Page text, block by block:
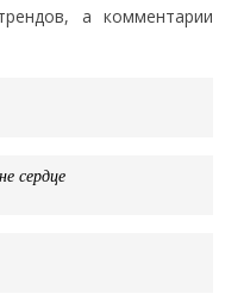
а комментарии
сердце